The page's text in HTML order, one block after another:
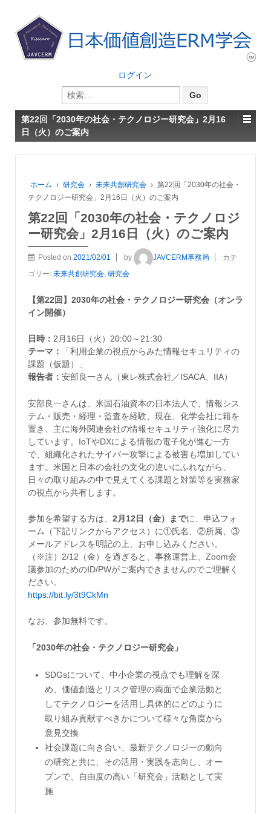
ログイン
検
索:
第22回「2030年の社会・テクノロジー研究会」2月16
日（火）のご案内
ホーム › 研究会 › 未来共創研究会 › 第22回「2030年の社会・
テクノロジー研究会」2月16日（火）のご案内
第22回「2030年の社会・テクノロジ
ー研究会」2月16日（火）のご案内
Posted on 2021/02/01 by JAVCERM事務局
カテ
ゴリー: 未来共創研究会 研究会
【第22回】2030年の社会・テクノロジー研究会（オンラ
イン開催）
日時： 2月16日（火）20:00～21:30
テーマ：
「利用企業の視点からみた情報セキュリティの
課題（仮題）」
報告者： 安部良一さん（東レ株式会社／ISACA、IIA）
安部良一さんは、米国石油資本の日本法人で、情報シス
テム・販売・経理・監査を経験、現在、化学会社に籍を
置き、主に海外関連会社の情報セキュリティ強化に尽力
しています。IoTやDXによる情報の電子化が進む一方
で、組織化されたサイバー攻撃による被害も増加してい
ます。米国と日本の会社の文化の違いにふれながら、
日々の取り組みの中で見えてくる課題と対策等を実務家
の視点から共有します。
参加を希望する方は、 2月12日（金）までに、申込フォ
ーム（下記リンクからアクセス）に①氏名、②所属、③
メールアドレスを明記の上、お申し込みください。
（※注）2/12（金）を過ぎると、事務運営上、Zoom会
議参加のためのID/PWがご案内できませんのでご理解く
ださい。
https://bit.ly/3t9CkMn
なお、参加無料です。
「2030年の社会・テクノロジー研究会」
SDGsについて、中小企業の視点でも理解を深
め、価値創造とリスク管理の両面で企業活動と
してテクノロジーを活用し具体的にどのように
取り組み貢献すべきかについて様々な角度から
意見交換
社会課題に向き合い、最新テクノロジーの動向
の研究と共に、その活用・実践を志向し、オー
プンで、自由度の高い「研究会」活動として実
施